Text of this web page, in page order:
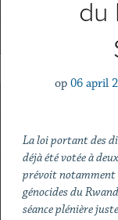
du
op 06 april
La loi portant des
déjà été votée à
prévoit notamment
génocides du
séance plénière